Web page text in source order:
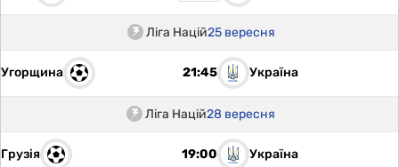
Ліга Націй25 вересня
Угорщина 21:45 Україна
Ліга Націй28 вересня
Грузія 19:00 Україна